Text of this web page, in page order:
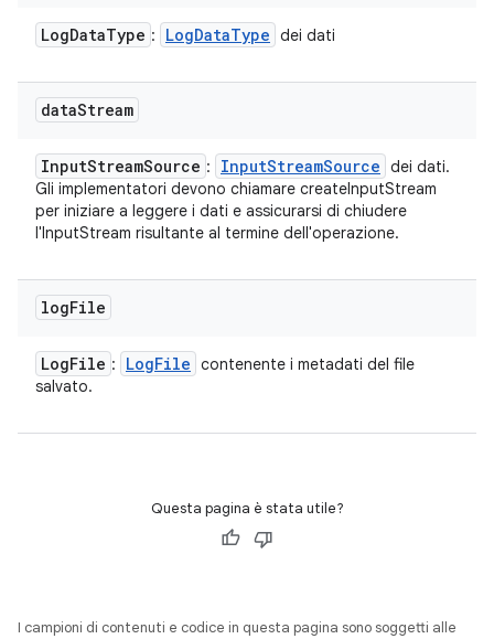
LogDataType : LogDataType dei dati
dataStream
InputStreamSource : InputStreamSource dei dati.
Gli implementatori devono chiamare createInputStream
per iniziare a leggere i dati e assicurarsi di chiudere
l'InputStream risultante al termine dell'operazione.
logFile
LogFile : LogFile contenente i metadati del file
salvato.
Questa pagina è stata utile?
I campioni di contenuti e codice in questa pagina sono soggetti alle